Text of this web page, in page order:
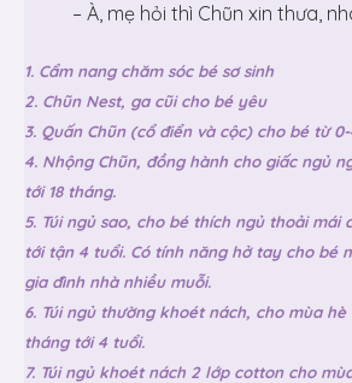
– À, mẹ hỏi thì Chũn xin thưa,
1. Cẩm nang chăm sóc bé sơ sinh
2. Chũn Nest, ga cũi cho bé yêu
3. Quấn Chũn (cổ điển và cộc) cho bé từ
4. Nhộng Chũn, đồng hành cho giấc ngủ
tới 18 tháng.
5. Túi ngủ sao, cho bé thích ngủ thoải mái
tới tận 4 tuổi. Có tính năng hở tay cho bé
gia đình nhà nhiều muỗi.
6. Túi ngủ thường khoét nách, cho mùa
tháng tới 4 tuổi.
7. Túi ngủ khoét nách 2 lớp cotton cho